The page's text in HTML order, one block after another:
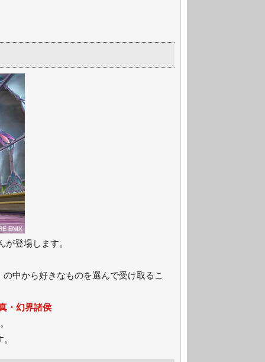
登場します。
中から好きなものを選んで受け取るこ
・ 幻界諸侯